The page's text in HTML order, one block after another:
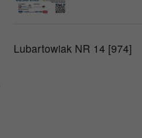
Lubartowiak NR 14 [974]